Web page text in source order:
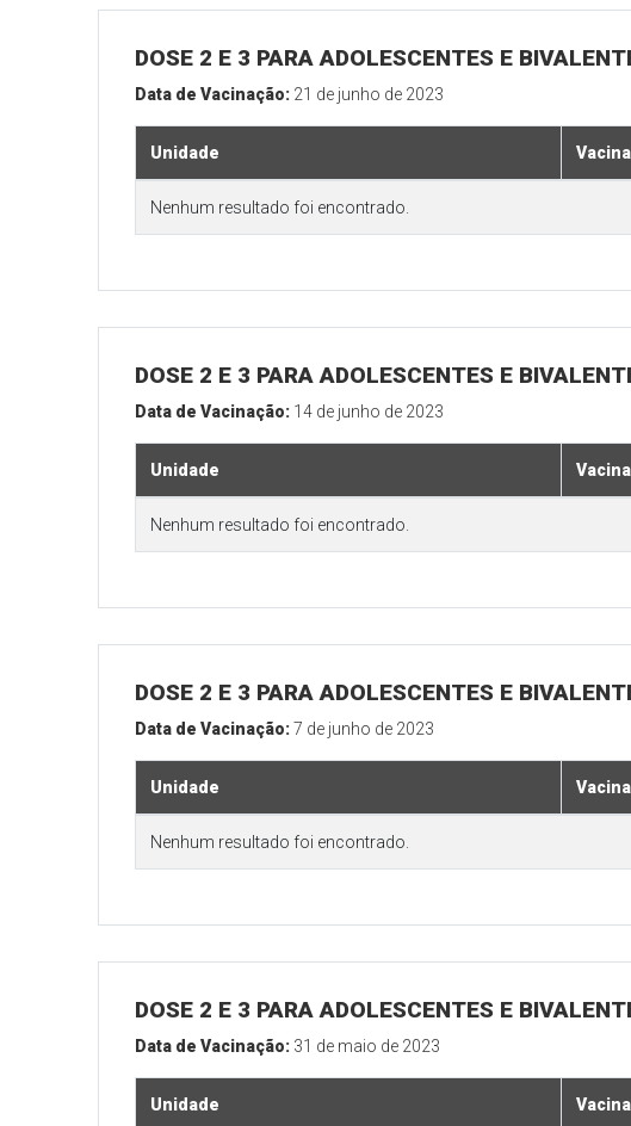
DOSE 2 E 3 PARA ADOLESCENTES E
Data de Vacinação: 21 de junho de 2023
Unidade Vacina
Nenhum resultado foi encontrado.
DOSE 2 E 3 PARA ADOLESCENTES E
Data de Vacinação: 14 de junho de 2023
Unidade Vacina
Nenhum resultado foi encontrado.
DOSE 2 E 3 PARA ADOLESCENTES E
Data de Vacinação:7 de junho de 2023
Unidade Vacina
Nenhum resultado foi encontrado.
DOSE 2 E 3 PARA ADOLESCENTES E
Data de Vacinação: 31 de maio de 2023
Unidade Vacina